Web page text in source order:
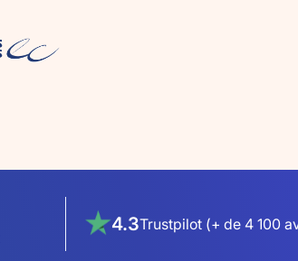
4.3Trustpilot (+ de 4 100